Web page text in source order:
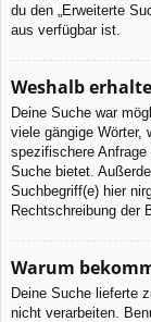
du den „Erweiterte
aus verfügbar ist.
Weshalb
Deine Suche war
viele gängige Wörter,
spezifischere
Suche bietet.
Suchbegriff(e) hier
Rechtschreibung der
Warum
Deine Suche lieferte
nicht verarbeiten.